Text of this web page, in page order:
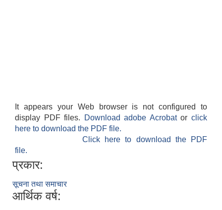
It appears your Web browser is not configured to
display PDF files.
Download adobe Acrobatorclick
here to download the PDF file.
Click here to download the PDF
file.
प्रकार:
सूचना तथा समाचार
आर्थिक वर्ष: